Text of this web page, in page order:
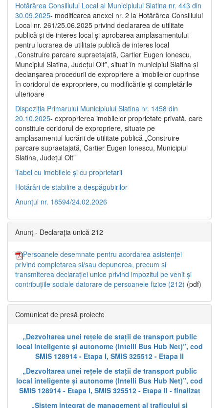
Hotărârea Consiliului Local al Municipiului Slatina nr. 443 din
30.09.2025- modificarea anexei nr. 2 la Hotărârea Consiliului
Local nr. 261/25.06.2025 privind declararea de utilitate
publică şi de interes local şi aprobarea amplasamentului
pentru lucrarea de utilitate publică de interes local
„Construire parcare supraetajată, Cartier Eugen Ionescu,
Muncipiul Slatina, Judeţul Olt”, situat în municipiul Slatina şi
declanşarea procedurii de expropriere a imobilelor cuprinse
în coridorul de expropriere, cu modificările şi completările
ulterioare
Dispoziția Primarului Municipiului Slatina nr. 1458 din
20.10.2025- exproprierea imobilelor proprietate privată, care
constituie coridorul de expropriere, situate pe
amplasamentul lucrării de utilitate publică „Construire
parcare supraetajată, Cartier Eugen Ionescu, Municipiul
Slatina, Județul Olt”
Tabel cu imobilele și cu proprietarii
Hotărâri de stabilire a despăgubirilor
Anunțul nr. 18594/24.02.2026
Anunț - Declarația unică 212
Persoanele desemnate pentru acordarea asistenței
privind completarea și/sau depunerea, precum și
transmiterea declarației unice privind impozitul pe venit și
contribuțiile sociale datorare de persoanele fizice (212) (pdf)
Comunicat de presă proiecte
„Dezvoltarea unei rețele de stații de transport public
local inteligente și autonome (Intelli Bus Hub Net)”, cod
SMIS 128914 - Etapa I, SMIS 325512 - Etapa II
„Dezvoltarea unei rețele de stații de transport public
local inteligente și autonome (Intelli Bus Hub Net)”, cod
SMIS 128914 - Etapa I, SMIS 325512 - Etapa II - finalizat
„Sistem integrat de management al traficului și